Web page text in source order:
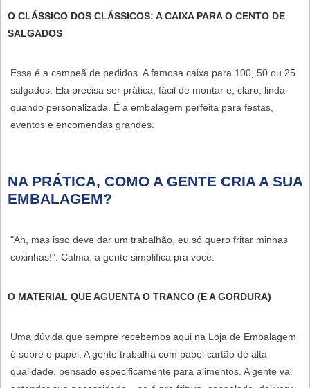
O CLÁSSICO DOS CLÁSSICOS: A CAIXA PARA O CENTO DE
SALGADOS
Essa é a campeã de pedidos. A famosa caixa para 100, 50 ou 25
salgados. Ela precisa ser prática, fácil de montar e, claro, linda
quando personalizada. É a embalagem perfeita para festas,
eventos e encomendas grandes.
NA PRÁTICA, COMO A GENTE CRIA A SUA
EMBALAGEM?
"Ah, mas isso deve dar um trabalhão, eu só quero fritar minhas
coxinhas!". Calma, a gente simplifica pra você.
O MATERIAL QUE AGUENTA O TRANCO (E A GORDURA)
Uma dúvida que sempre recebemos aqui na Loja de Embalagem
é sobre o papel. A gente trabalha com papel cartão de alta
qualidade, pensado especificamente para alimentos. A gente vai